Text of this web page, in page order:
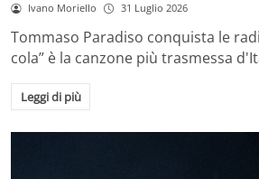
Ivano Moriello 31 Luglio 2026
Tommaso Paradiso conquista le
cola” è la canzone più trasmessa
Leggi di più